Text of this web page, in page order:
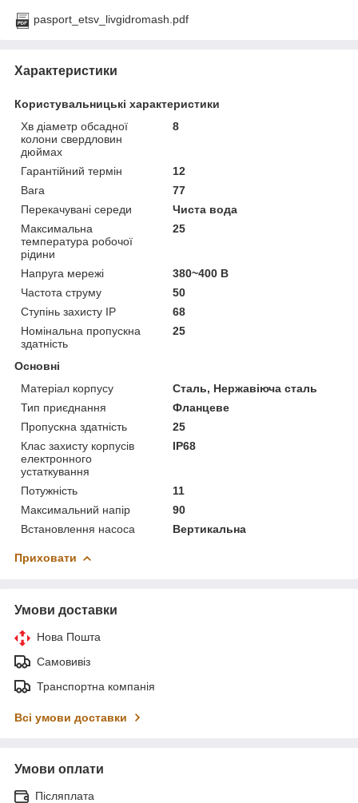
pasport_etsv_livgidromash.pdf
Характеристики
Користувальницькі характеристики
Хв діаметр обсадної
колони свердловин
дюймах
8
Гарантійний термін
12
Вага
77
Перекачувані середи
Чиста вода
Максимальна
температура робочої
рідини
25
Напруга мережі
380~400 В
Частота струму
50
Ступінь захисту IP
68
Номінальна пропускна
здатність
25
Основні
Матеріал корпусу
Сталь, Нержавіюча сталь
Тип приєднання
Фланцеве
Пропускна здатність
25
Клас захисту корпусів
електронного
устаткування
IP68
Потужність
11
Максимальний напір
90
Встановлення насоса
Вертикальна
Приховати
Умови доставки
Нова Пошта
Самовивіз
Транспортна компанія
Всі умови доставки
Умови оплати
Післяплата